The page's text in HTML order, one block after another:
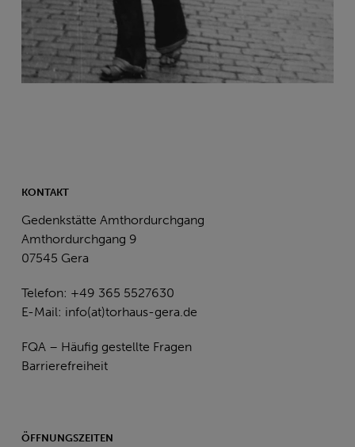
KONTAKT
Gedenkstätte Amthordurchgang
Amthordurchgang 9
07545 Gera
Telefon: +49 365 5527630
E-Mail: info(at)torhaus-gera.de
FQA – Häufig gestellte Fragen
Barrierefreiheit
ÖFFNUNGSZEITEN